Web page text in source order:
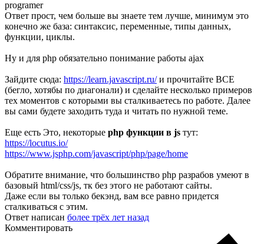
programer
Ответ прост, чем больше вы знаете тем лучше, минимум это
конечно же база: синтаксис, переменные, типы данных,
функции, циклы.
Ну и для php обязательно понимание работы ajax
Зайдите сюда: https://learn.javascript.ru/и прочитайте ВСЕ
(бегло, хотябы по диагонали) и сделайте несколько примеров
тех моментов с которыми вы сталкиваетесь по работе. Далее
вы сами будете заходить туда и читать по нужной теме.
Еще есть Это, некоторые php функции в js тут:
https://locutus.io/
https://www.jsphp.com/javascript/php/page/home
Обратите внимание, что большинство php разрабов умеют в
базовый html/css/js, тк без этого не работают сайты.
Даже если вы только бекэнд, вам все равно придется
сталкиваться с этим.
Ответ написан более трёх лет назад
Комментировать